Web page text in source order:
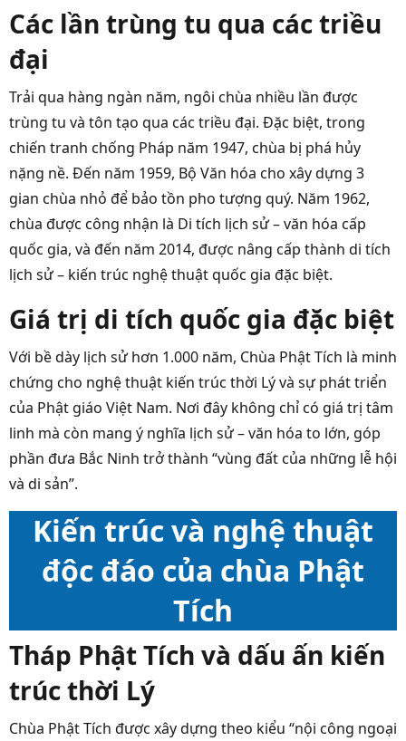
Các lần trùng tu qua các triều
đại
Trải qua hàng ngàn năm, ngôi chùa nhiều lần được
trùng tu và tôn tạo qua các triều đại. Đặc biệt, trong
chiến tranh chống Pháp năm 1947, chùa bị phá hủy
nặng nề. Đến năm 1959, Bộ Văn hóa cho xây dựng 3
gian chùa nhỏ để bảo tồn pho tượng quý. Năm 1962,
chùa được công nhận là Di tích lịch sử – văn hóa cấp
quốc gia, và đến năm 2014, được nâng cấp thành di tích
lịch sử – kiến trúc nghệ thuật quốc gia đặc biệt.
Giá trị di tích quốc gia đặc biệt
Với bề dày lịch sử hơn 1.000 năm, Chùa Phật Tích là minh
chứng cho nghệ thuật kiến trúc thời Lý và sự phát triển
của Phật giáo Việt Nam. Nơi đây không chỉ có giá trị tâm
linh mà còn mang ý nghĩa lịch sử – văn hóa to lớn, góp
phần đưa Bắc Ninh trở thành “vùng đất của những lễ hội
và di sản”.
Kiến trúc và nghệ thuật
độc đáo của chùa Phật
Tích
Tháp Phật Tích và dấu ấn kiến
trúc thời Lý
Chùa Phật Tích được xây dựng theo kiểu “nội công ngoại